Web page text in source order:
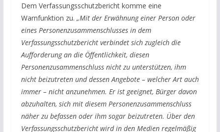
Dem Verfassungsschutzbericht komme eine
Warnfunktion zu. „Mit der Erwähnung einer Person oder
eines Personenzusammenschlusses in dem
Verfassungsschutzbericht verbindet sich zugleich die
Aufforderung an die Öffentlichkeit, diesen
Personenzusammenschluss nicht zu unterstützen, ihm
nicht beizutreten und dessen Angebote – welcher Art auch
immer – nicht anzunehmen. Er ist geeignet, Bürger davon
abzuhalten, sich mit diesem Personenzusammenschluss
näher zu befassen oder ihm sogar beizutreten. Über den
Verfassungsschutzbericht wird in den Medien regelmäßig